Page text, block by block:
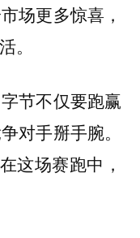
场更多惊喜，
。
节不仅要跑赢
对手掰手腕。
这场赛跑中，